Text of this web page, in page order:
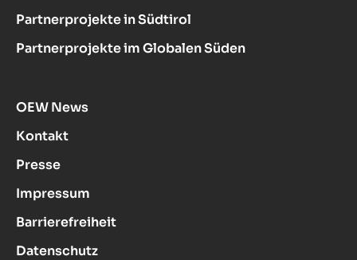
Partnerprojekte in Südtirol
Partnerprojekte im Globalen Süden
OEW News
Kontakt
Presse
Impressum
Barrierefreiheit
Datenschutz